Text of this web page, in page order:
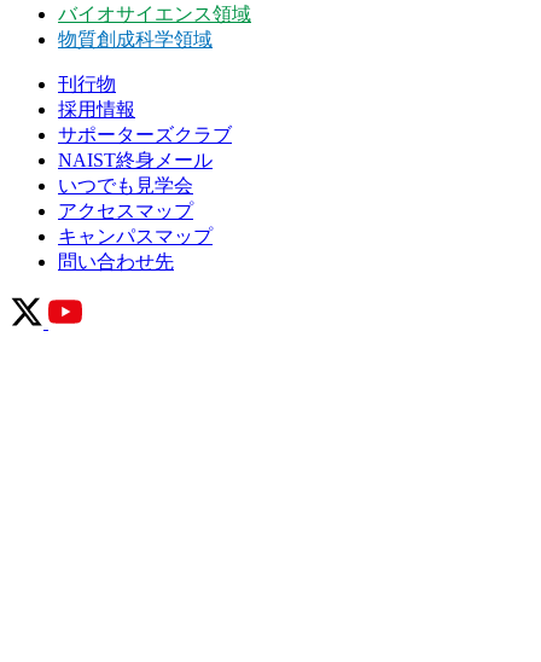
バイオサイエンス領域
物質創成科学領域
刊行物
採用情報
サポーターズクラブ
NAIST終身メール
いつでも見学会
アクセスマップ
キャンパスマップ
問い合わせ先